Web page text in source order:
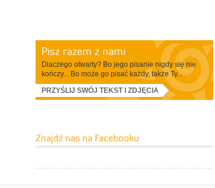
Pisz razem z nami
Dlaczego otwarty? Bo jego pisanie nigdy się nie
kończy... Bo może go pisać każdy, także Ty...
PRZYŚLIJ SWÓJ TEKST I ZDJĘCIA
Znajdź nas na Facebooku